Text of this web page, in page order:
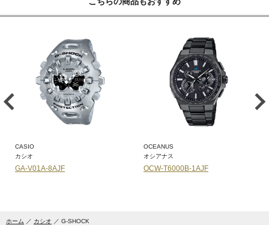
CASIO
カシオ
GA-V01A-8AJF
OCEANUS
オシアナス
OCW-T6000B-1AJF
ホーム カシオ G-SHOCK